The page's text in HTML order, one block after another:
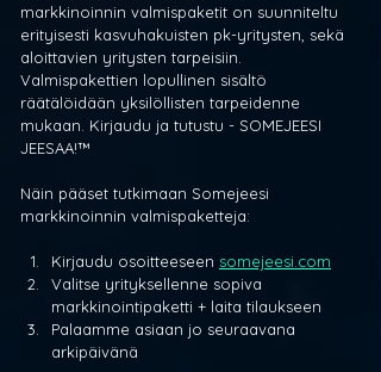
markkinoinnin valmispaketit on suunniteltu
erityisesti kasvuhakuisten pk-yritysten, sekä
aloittavien yritysten tarpeisiin.
Valmispakettien lopullinen sisältö
räätälöidään yksilöllisten tarpeidenne
mukaan. Kirjaudu ja tutustu - SOMEJEESI
JEESAA!™
Näin pääset tutkimaan Somejeesi
markkinoinnin valmispaketteja:
Kirjaudu osoitteeseen somejeesi.com
Valitse yrityksellenne sopiva
markkinointipaketti + laita tilaukseen
Palaamme asiaan jo seuraavana
arkipäivänä